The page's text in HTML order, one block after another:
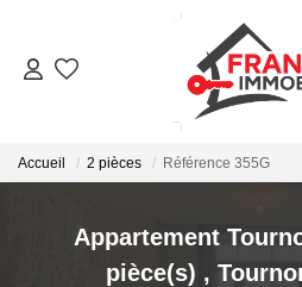
GESTION
Accueil 2 pièces Référence 355G
Appartement
pièce(s) ,